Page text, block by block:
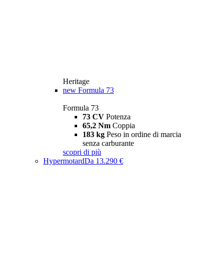
Heritage
new Formula 73
Formula 73
73 CV Potenza
65,2 Nm Coppia
183 kg Peso in ordine di marcia
senza carburante
scopri di più
HypermotardDa 13.290 €